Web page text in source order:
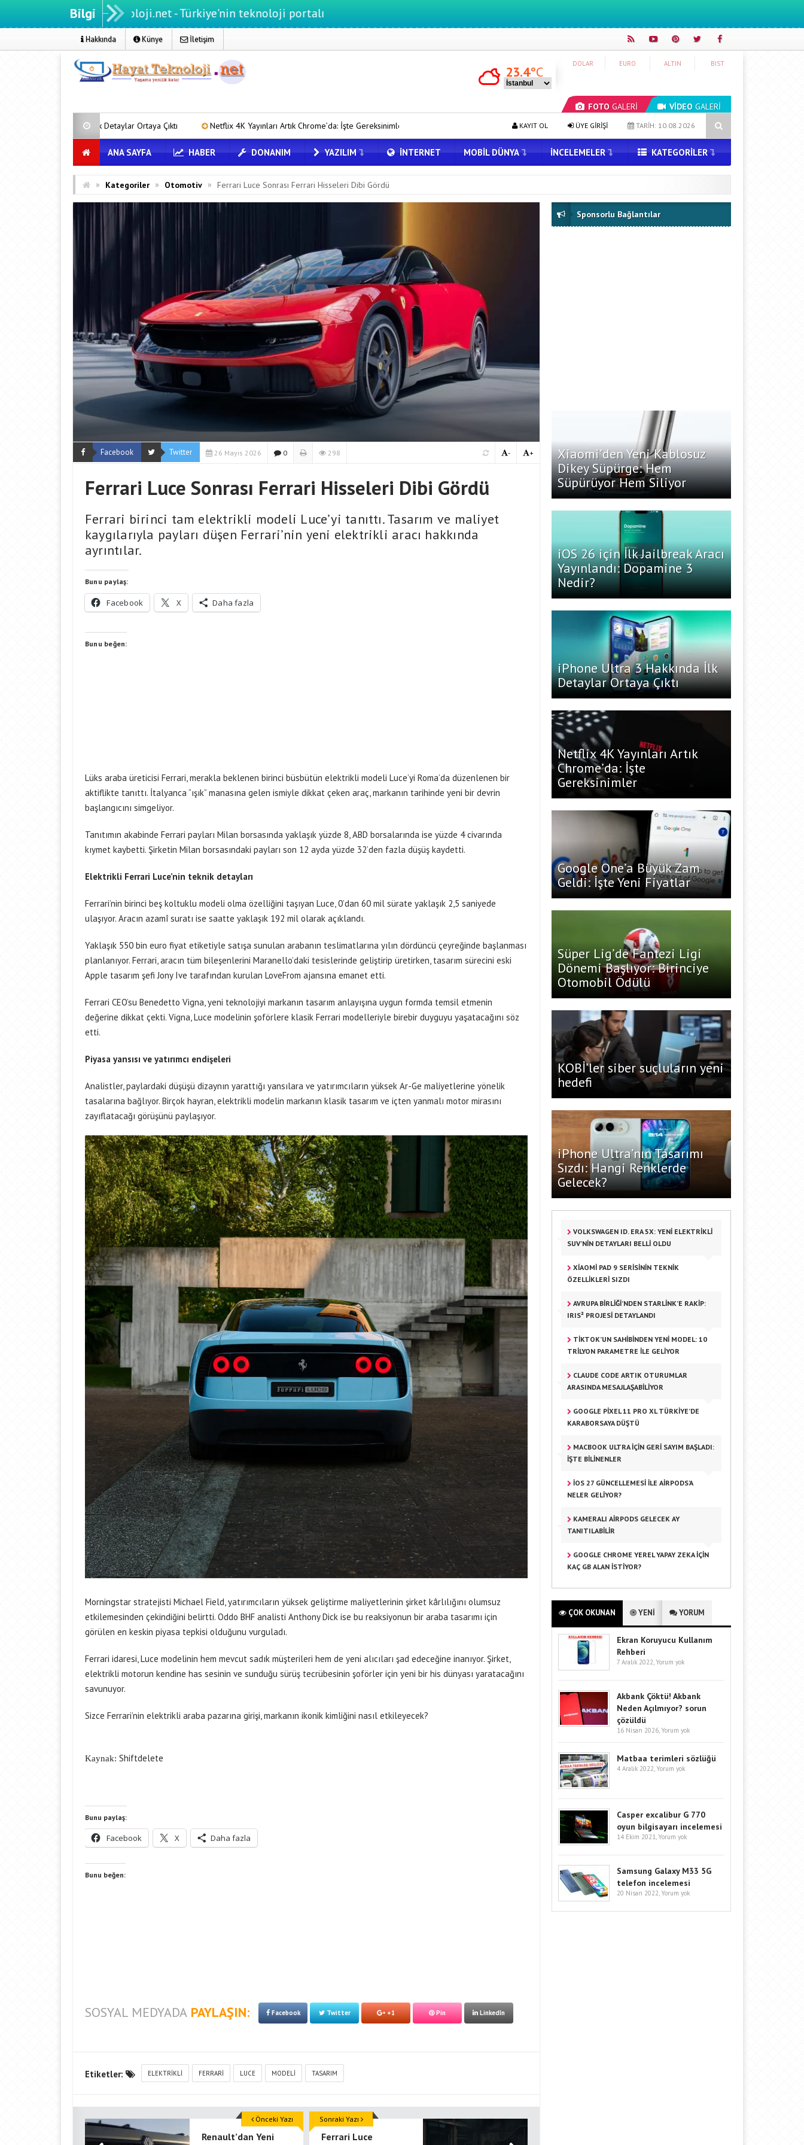
Bilgi
Hayatteknoloji.net - Türkiye'nin teknoloji portalı
Hakkında Künye İletişim
FOTO GALERİ VİDEO GALERİ
DOLAR EURO ALTIN BIST
23.4°C
Netflix 4K Yayınları Artık Chrome’da: İşte Gereksinimler Google One’a Büyük Zam Geldi: İşte Yeni Fiyatlar Süper Lig’de Fantezi Ligi Dönemi Başlıyor: Birinciye Otomobil Ödülü
TARİH: 10.08.2026
ÜYE GİRİŞİ
KAYIT OL
ANA SAYFA HABER DONANIM YAZILIM İNTERNET MOBIL DÜNYA İNCELEMELER KATEGORILER
» Kategoriler » Otomotiv » Ferrari Luce Sonrası Ferrari Hisseleri Dibi Gördü
Facebook Twitter 26 Mayıs 2026 0 298 +
-
Ferrari Luce Sonrası Ferrari Hisseleri Dibi Gördü
Ferrari birinci tam elektrikli modeli Luce’yi tanıttı. Tasarım ve maliyet
kaygılarıyla payları düşen Ferrari’nin yeni elektrikli aracı hakkında
ayrıntılar.
Bunu paylaş:
Facebook X Daha fazla
Bunu beğen:
Lüks araba üreticisi Ferrari, merakla beklenen birinci büsbütün elektrikli modeli Luce’yi Roma’da düzenlenen bir
aktiflikte tanıttı. İtalyanca “ışık” manasına gelen ismiyle dikkat çeken araç, markanın tarihinde yeni bir devrin
başlangıcını simgeliyor.
Tanıtımın akabinde Ferrari payları Milan borsasında yaklaşık yüzde 8, ABD borsalarında ise yüzde 4 civarında
kıymet kaybetti. Şirketin Milan borsasındaki payları son 12 ayda yüzde 32’den fazla düşüş kaydetti.
Elektrikli Ferrari Luce’nin teknik detayları
Ferrari’nin birinci beş koltuklu modeli olma özelliğini taşıyan Luce, 0’dan 60 mil sürate yaklaşık 2,5 saniyede
ulaşıyor. Aracın azamî suratı ise saatte yaklaşık 192 mil olarak açıklandı.
Yaklaşık 550 bin euro fiyat etiketiyle satışa sunulan arabanın teslimatlarına yılın dördüncü çeyreğinde başlanması
planlanıyor. Ferrari, aracın tüm bileşenlerini Maranello’daki tesislerinde geliştirip üretirken, tasarım sürecini eski
Apple tasarım şefi Jony Ive tarafından kurulan LoveFrom ajansına emanet etti.
Ferrari CEO’su Benedetto Vigna, yeni teknolojiyi markanın tasarım anlayışına uygun formda temsil etmenin
değerine dikkat çekti. Vigna, Luce modelinin şoförlere klasik Ferrari modelleriyle birebir duyguyu yaşatacağını söz
etti.
Piyasa yansısı ve yatırımcı endişeleri
Analistler, paylardaki düşüşü dizaynın yarattığı yansılara ve yatırımcıların yüksek Ar-Ge maliyetlerine yönelik
tasalarına bağlıyor. Birçok hayran, elektrikli modelin markanın klasik tasarım ve içten yanmalı motor mirasını
zayıflatacağı görüşünü paylaşıyor.
Morningstar stratejisti Michael Field, yatırımcıların yüksek geliştirme maliyetlerinin şirket kârlılığını olumsuz
etkilemesinden çekindiğini belirtti. Oddo BHF analisti Anthony Dick ise bu reaksiyonun bir araba tasarımı için
görülen en keskin piyasa tepkisi olduğunu vurguladı.
Ferrari idaresi, Luce modelinin hem mevcut sadık müşterileri hem de yeni alıcıları şad edeceğine inanıyor. Şirket,
elektrikli motorun kendine has sesinin ve sunduğu sürüş tecrübesinin şoförler için yeni bir his dünyası yaratacağını
savunuyor.
Sizce Ferrari’nin elektrikli araba pazarına girişi, markanın ikonik kimliğini nasıl etkileyecek?
Kaynak: Shiftdelete
Bunu paylaş:
Facebook X Daha fazla
Bunu beğen:
SOSYAL MEDYADA PAYLAŞIN: Facebook Twitter +1 Pin LinkedIn
Etiketler: ELEKTRIKLI FERRARI LUCE MODELI TASARIM
Renault’dan Yeni
Önceki Yazı
Ferrari Luce
Sonraki Yazı
Sponsorlu Bağlantılar
Xiaomi’den Yeni Kablosuz
Dikey Süpürge: Hem
Süpürüyor Hem Siliyor
iOS 26 için İlk Jailbreak Aracı
Yayınlandı: Dopamine 3
Nedir?
iPhone Ultra 3 Hakkında İlk
Detaylar Ortaya Çıktı
Netflix 4K Yayınları Artık
Chrome’da: İşte
Gereksinimler
Google One’a Büyük Zam
Geldi: İşte Yeni Fiyatlar
Süper Lig’de Fantezi Ligi
Dönemi Başlıyor: Birinciye
Otomobil Ödülü
KOBİ’ler siber suçluların yeni
hedefi
iPhone Ultra’nın Tasarımı
Sızdı: Hangi Renklerde
Gelecek?
VOLKSWAGEN ID. ERA 5X: YENI ELEKTRIKLI
SUV’NIN DETAYLARI BELLI OLDU
XIAOMI PAD 9 SERISININ TEKNIK
ÖZELLIKLERI SIZDI
AVRUPA BIRLIĞI’NDEN STARLINK’E RAKIP:
IRIS² PROJESI DETAYLANDI
TIKTOK’UN SAHIBINDEN YENI MODEL: 10
TRILYON PARAMETRE ILE GELIYOR
CLAUDE CODE ARTIK OTURUMLAR
ARASINDA MESAJLAŞABILIYOR
GOOGLE PIXEL 11 PRO XL TÜRKIYE’DE
KARABORSAYA DÜŞTÜ
MACBOOK ULTRA IÇIN GERI SAYIM BAŞLADI:
İŞTE BILINENLER
IOS 27 GÜNCELLEMESI ILE AIRPODS’A
NELER GELIYOR?
KAMERALI AIRPODS GELECEK AY
TANITILABILIR
GOOGLE CHROME YEREL YAPAY ZEKA IÇIN
KAÇ GB ALAN İSTIYOR?
ÇOK OKUNAN YENİ YORUM
Ekran Koruyucu Kullanım
Rehberi
7 Aralık 2022, Yorum yok
Akbank Çöktü! Akbank
Neden Açılmıyor? sorun
çözüldü
16 Nisan 2026, Yorum yok
Matbaa terimleri sözlüğü
4 Aralık 2022, Yorum yok
Casper excalibur G 770
oyun bilgisayarı incelemesi
14 Ekim 2021, Yorum yok
Samsung Galaxy M33 5G
telefon incelemesi
20 Nisan 2022, Yorum yok